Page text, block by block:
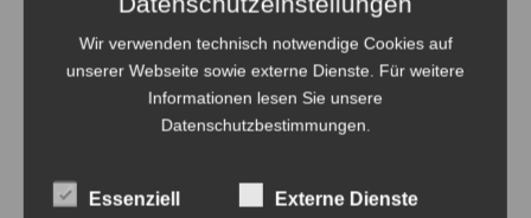
unter eigenem Namen veröffentlicht, muss
nicht kennzeichnen. Der Gesetzgeber verlangt
kein Label – er verlangt einen Menschen, der
Ebenfalls draußen: Übersetzungen,
Wir verwenden technisch notwendige Cookies auf
unserer Webseite sowie externe Dienste. Für weitere
Informationen lesen Sie unsere
Datenschutzbestimmungen.
Essenziell Externe Dienste